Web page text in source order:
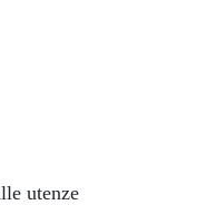
utenze